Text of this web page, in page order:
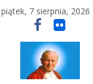
piątek, 7 sierpnia, 2026